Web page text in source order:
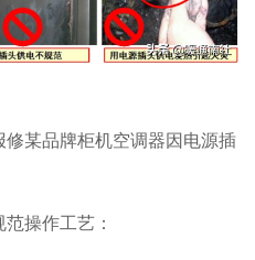
某品牌柜机空调器因电源插
操作工艺：